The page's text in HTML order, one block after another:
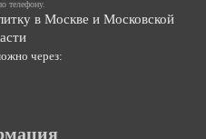
телефону.
в Москве и Московской
через: